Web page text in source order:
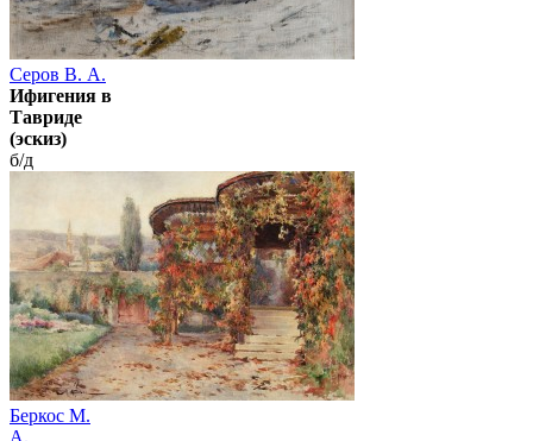
Серов В. А.
Ифигения в
Тавриде
(эскиз)
б/д
Беркос М.
А.